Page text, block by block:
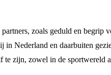
zoals geduld en
Nederland en daarbuiten
te zijn, zowel in de sportwereld